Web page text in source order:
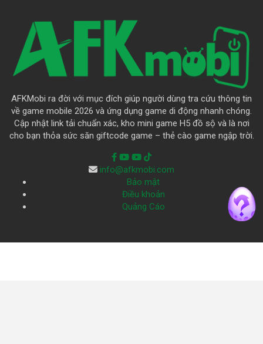
AFKMobi ra đời với mục đích giúp người dùng tra cứu thông tin
về game mobile 2026 và ứng dụng game di động nhanh chóng.
Cập nhật link tải chuẩn xác, kho mini game H5 đồ sộ và là nơi
cho bạn thỏa sức săn giftcode game – thẻ cào game ngập trời.
info@afkmobi.com
Bảo mật
Điều khoản
Quảng Cáo